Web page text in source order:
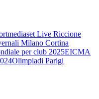
Live Riccione
Milano Cortina
per club 2025EICMA
Olimpiadi Parigi